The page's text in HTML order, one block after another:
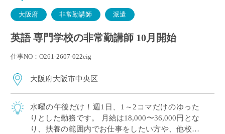
大阪府 非常勤講師 派遣
英語 専門学校の非常勤講師 10月開始
仕事NO：O261-2607-022eig
大阪府大阪市中央区
水曜の午後だけ！週1日、1～2コマだけのゆった
りとした勤務です。 月給は18,000〜36,000円とな
り、扶養の範囲内でお仕事をしたい方や、他校と